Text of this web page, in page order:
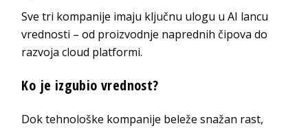
Sve tri kompanije imaju ključnu ulogu u AI lancu
vrednosti – od proizvodnje naprednih čipova do
razvoja cloud platformi.
Ko je izgubio vrednost?
Dok tehnološke kompanije beleže snažan rast,